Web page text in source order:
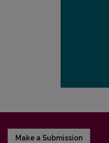
Make a Submission